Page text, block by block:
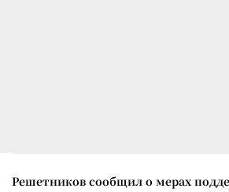
Решетников сообщил о мерах